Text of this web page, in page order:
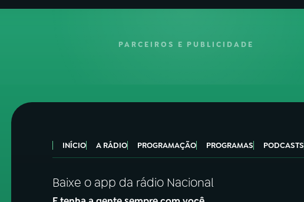
PARCEIROS E PUBLICIDADE
INÍCIO A RÁDIO PROGRAMAÇÃO PROGRAMAS PODCASTS
Baixe o app da rádio Nacional